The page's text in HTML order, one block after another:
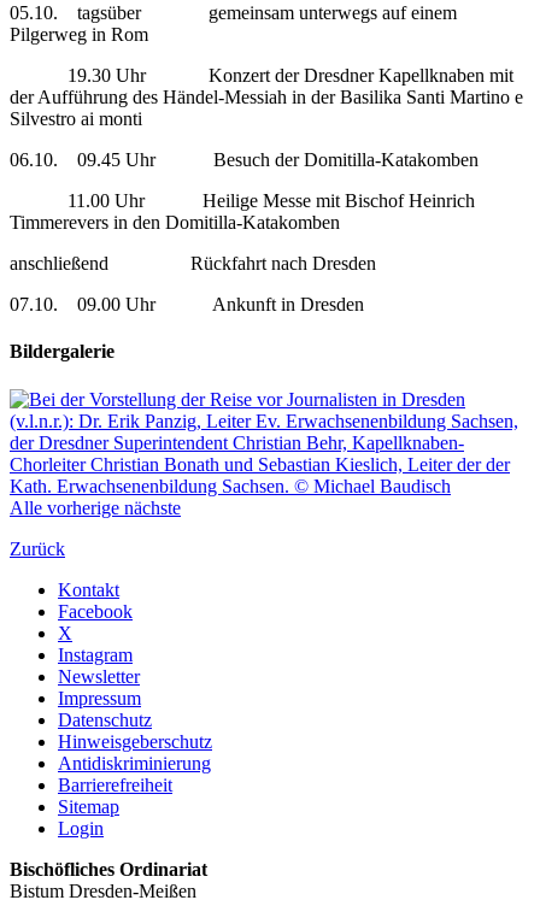
05.10. tagsüber gemeinsam unterwegs auf einem
Pilgerweg in Rom
19.30 Uhr Konzert der Dresdner Kapellknaben mit
der Aufführung des Händel-Messiah in der Basilika Santi Martino e
Silvestro ai monti
06.10. 09.45 Uhr Besuch der Domitilla-Katakomben
11.00 Uhr Heilige Messe mit Bischof Heinrich
Timmerevers in den Domitilla-Katakomben
anschließend Rückfahrt nach Dresden
07.10. 09.00 Uhr Ankunft in Dresden
Bildergalerie
Alle vorherige nächste
Zurück
Kontakt
Facebook
X
Instagram
Newsletter
Impressum
Datenschutz
Hinweisgeberschutz
Antidiskriminierung
Barrierefreiheit
Sitemap
Login
Bischöfliches Ordinariat
Bistum Dresden-Meißen